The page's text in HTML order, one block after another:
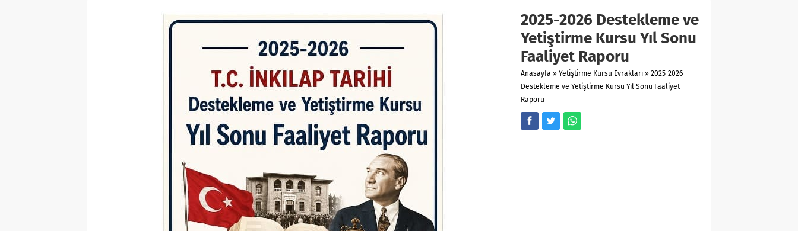
2025-2026 Destekleme ve
Yetiştirme Kursu Yıl Sonu
Faaliyet Raporu
Anasayfa » Yetiştirme Kursu Evrakları » 2025-2026
Destekleme ve Yetiştirme Kursu Yıl Sonu Faaliyet
Raporu